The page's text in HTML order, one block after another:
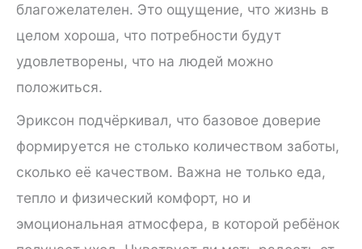
благожелателен. Это ощущение, что жизнь в
целом хороша, что потребности будут
удовлетворены, что на людей можно
положиться.
Эриксон подчёркивал, что базовое доверие
формируется не столько количеством заботы,
сколько её качеством. Важна не только еда,
тепло и физический комфорт, но и
эмоциональная атмосфера, в которой ребёнок